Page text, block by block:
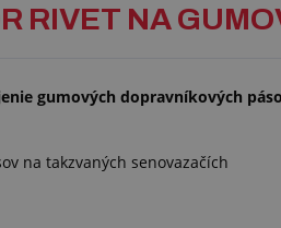
RIVET NA
gumových dopravníkových
na takzvaných senovazačích